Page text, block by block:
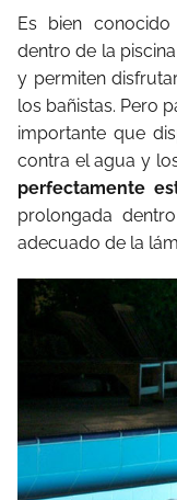
Es bien
dentro de la
y permiten
los bañistas. Pero
importante que
contra el agua y
perfectamente
prolongada
adecuado de la